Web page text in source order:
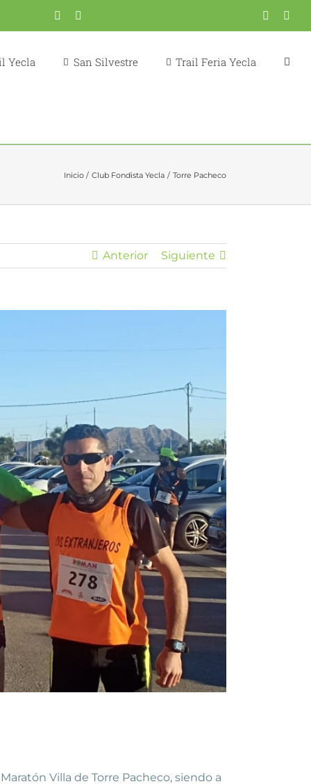
Correo
Yecla San Silvestre Trail Feria Yecla
Inicio Club Fondista Yecla Torre Pacheco
Anterior Siguiente
Villa de Torre Pacheco, siendo a